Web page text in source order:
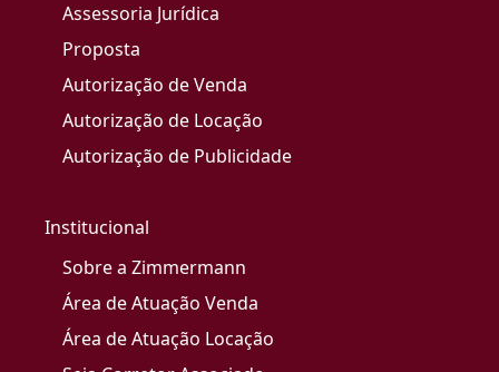
Assessoria Jurídica
Proposta
Autorização de Venda
Autorização de Locação
Autorização de Publicidade
Institucional
Sobre a Zimmermann
Área de Atuação Venda
Área de Atuação Locação